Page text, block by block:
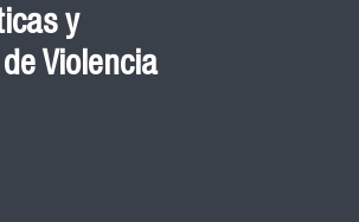
y
Violencia